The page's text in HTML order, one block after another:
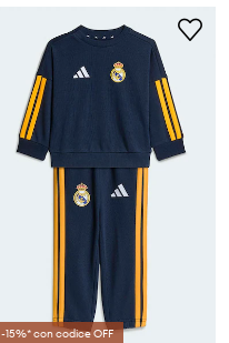
-15%* con codice OFF